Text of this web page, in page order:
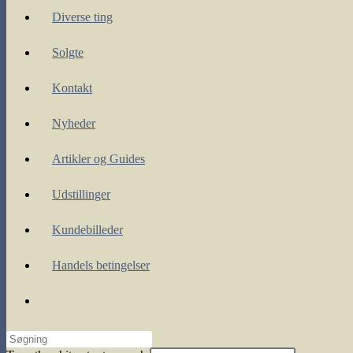
Diverse ting
Solgte
Kontakt
Nyheder
Artikler og Guides
Udstillinger
Kundebilleder
Handels betingelser
website